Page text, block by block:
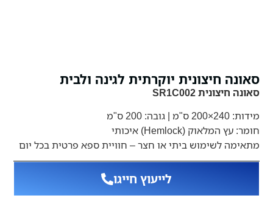
סאונה חיצונית יוקרתית לגינה ולבית
סאונה חיצונית SR1C002
מידות: 240×200 ס"מ | גובה: 200 ס"מ
חומר: עץ המלאוק (Hemlock) איכותי
מתאימה לשימוש ביתי או חצר – חוויית ספא פרטית בכל יום
לייעוץ חייגו